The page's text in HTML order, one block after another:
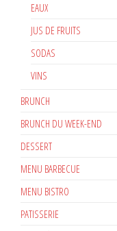
EAUX
JUS DE FRUITS
SODAS
VINS
BRUNCH
BRUNCH DU WEEK-END
DESSERT
MENU BARBECUE
MENU BISTRO
PATISSERIE